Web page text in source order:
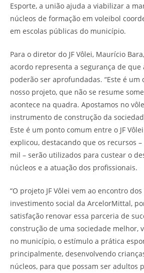
Esporte, a união ajuda a viabilizar a
núcleos de formação em voleibol
em escolas públicas do município.
Para o diretor do JF Vôlei, Maurício
acordo representa a segurança de que
poderão ser aprofundadas. “Este é
nosso projeto, que não se resume
acontece na quadra. Apostamos no
instrumento de construção da
Este é um ponto comum entre o JF
explicou, destacando que os recursos –
mil – serão utilizados para custear o
núcleos e a atuação dos profissionais.
“O projeto JF Vôlei vem ao encontro
investimento social da ArcelorMittal,
satisfação renovar essa parceria de
construção de uma sociedade melhor,
no município, o estímulo a prática
principalmente, desenvolvendo
núcleos, para que possam ser adultos